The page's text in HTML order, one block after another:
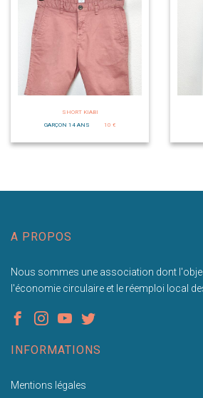
SHORT KIABI
GARÇON 14 ANS
10 €
A PROPOS
Nous sommes une association dont
l'économie circulaire et le réemploi local
INFORMATIONS
Mentions légales